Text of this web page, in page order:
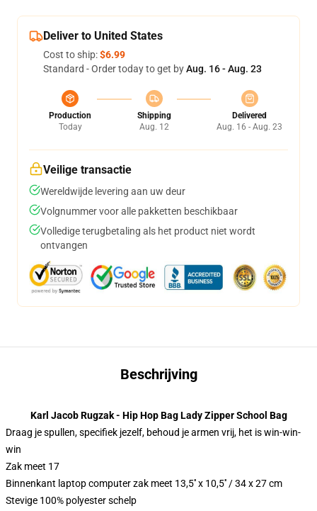
Deliver to United States
Cost to ship:$6.99
Standard - Order today to get byAug. 16 - Aug. 23
Production
Today
Shipping
Aug. 12
Delivered
Aug. 16 - Aug. 23
Veilige transactie
Wereldwijde levering aan uw deur
Volgnummer voor alle pakketten beschikbaar
Volledige terugbetaling als het product niet wordt
ontvangen
Beschrijving
Karl Jacob Rugzak - Hip Hop Bag Lady Zipper School Bag
Draag je spullen, specifiek jezelf, behoud je armen vrij, het is win-win-
win
Zak meet 17
Binnenkant laptop computer zak meet 13,5′′ x 10,5′′ / 34 x 27 cm
Stevige 100% polyester schelp